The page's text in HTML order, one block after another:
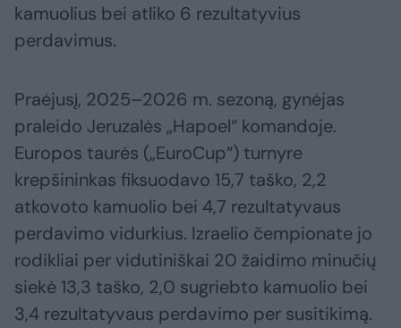
kamuolius bei atliko 6 rezultatyvius
perdavimus.
Praėjusį, 2025–2026 m. sezoną, gynėjas
praleido Jeruzalės „Hapoel“ komandoje.
Europos taurės („EuroCup“) turnyre
krepšininkas fiksuodavo 15,7 taško, 2,2
atkovoto kamuolio bei 4,7 rezultatyvaus
perdavimo vidurkius. Izraelio čempionate jo
rodikliai per vidutiniškai 20 žaidimo minučių
siekė 13,3 taško, 2,0 sugriebto kamuolio bei
3,4 rezultatyvaus perdavimo per susitikimą.